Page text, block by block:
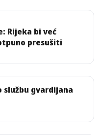
Rijeka bi već
presušiti
službu gvardijana